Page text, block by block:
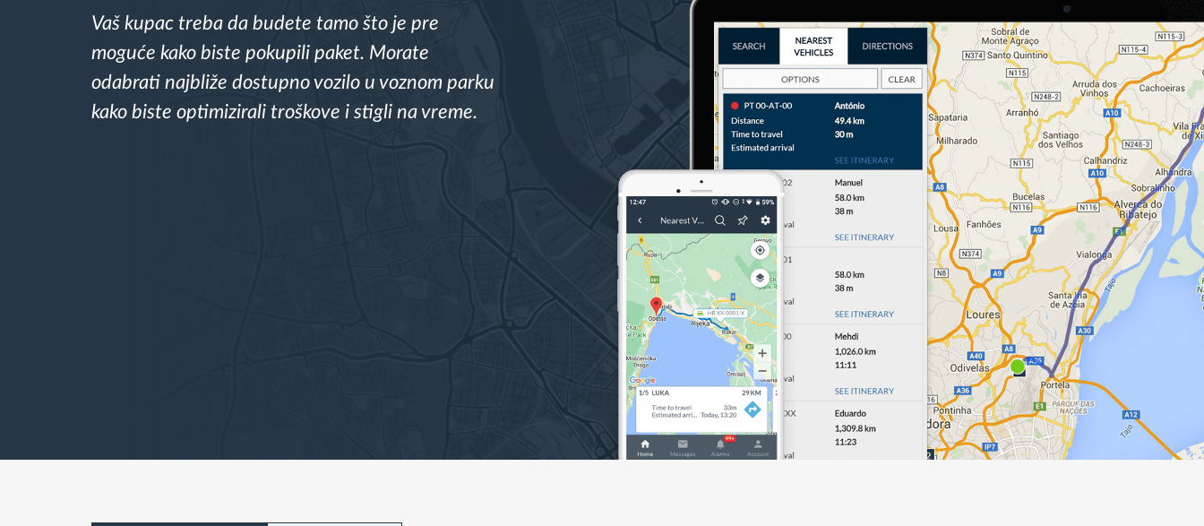
Upravljanje gorivom
Planiranje i nadgledanje rute
Automatska identifikacija vozača
Vaš kupac treba da budete tamo što je pre
moguće kako biste pokupili paket. Morate
odabrati najbliže dostupno vozilo u voznom parku
kako biste optimizirali troškove i stigli na vreme.